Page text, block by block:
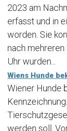
2023 am
erfasst und in
worden. Sie
nach
Uhr wurden...
Wiens Hunde
Wiener Hunde
werden soll.